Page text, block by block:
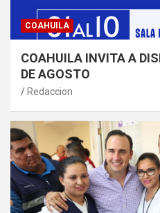
COAHUILA
COAHUILA INVITA A
DE AGOSTO
Redaccion